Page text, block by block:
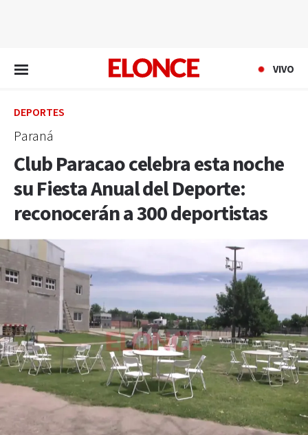
VIVO
DEPORTES
Paraná
Club Paracao celebra esta noche
su Fiesta Anual del Deporte:
reconocerán a 300 deportistas